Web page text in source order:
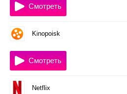
Смотреть
Kinopoisk
Смотреть
Netflix